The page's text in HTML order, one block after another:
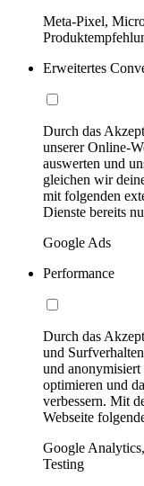
Meta-Pixel,
Erweitertes
Durch das
unserer Online-
auswerten und
gleichen wir
mit folgenden
Dienste bereits
Google Ads
Performance
Durch das
und
und anonymisiert
optimieren und
verbessern. Mit
Webseite
Google
Testing